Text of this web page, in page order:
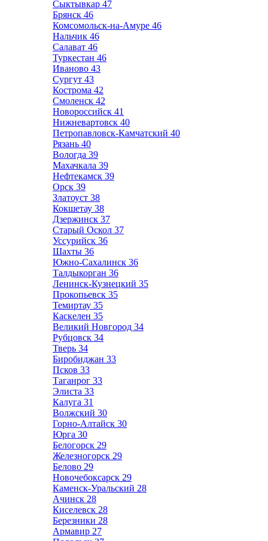
Сыктывкар 47
Брянск 46
Комсомольск-на-Амуре 46
Нальчик 46
Салават 46
Туркестан 46
Иваново 43
Сургут 43
Кострома 42
Смоленск 42
Новороссийск 41
Нижневартовск 40
Петропавловск-Камчатский 40
Рязань 40
Вологда 39
Махачкала 39
Нефтекамск 39
Орск 39
Златоуст 38
Кокшетау 38
Дзержинск 37
Старый Оскол 37
Уссурийск 36
Шахты 36
Южно-Сахалинск 36
Талдыкорган 36
Ленинск-Кузнецкий 35
Прокопьевск 35
Темиртау 35
Каскелен 35
Великий Новгород 34
Рубцовск 34
Тверь 34
Биробиджан 33
Псков 33
Таганрог 33
Элиста 33
Калуга 31
Волжский 30
Горно-Алтайск 30
Юрга 30
Белогорск 29
Железногорск 29
Белово 29
Новочебоксарск 29
Каменск-Уральский 28
Ачинск 28
Киселевск 28
Березники 28
Армавир 27